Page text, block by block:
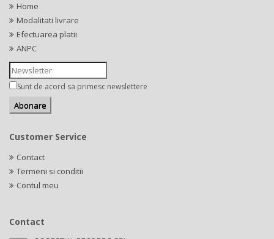
Home
Modalitati livrare
Efectuarea platii
ANPC
Sunt de acord sa primesc newslettere
Customer Service
Contact
Termeni si conditii
Contul meu
Contact